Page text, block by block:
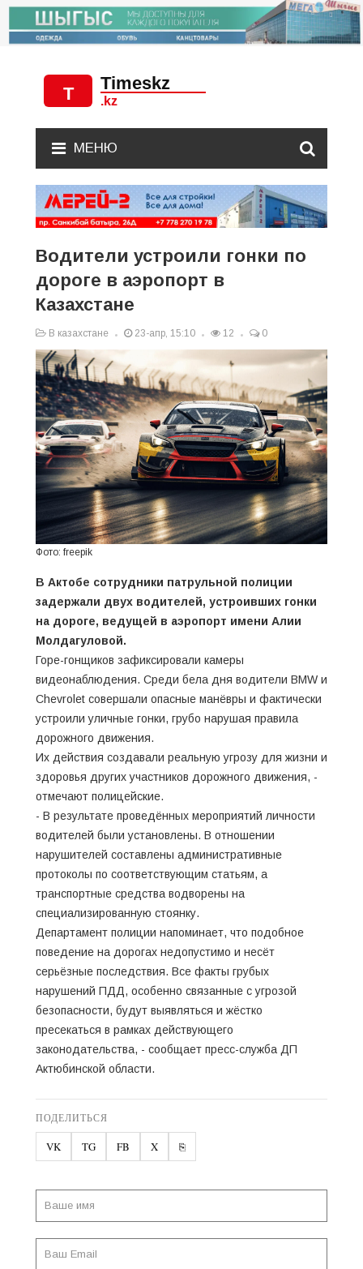
МЕНЮ
Водители устроили гонки по
дороге в аэропорт в
Казахстане
В казахстане 23-апр, 15:10 12 0
Фото: freepik
В Актобе сотрудники патрульной полиции
задержали двух водителей, устроивших гонки
на дороге, ведущей в аэропорт имени Алии
Молдагуловой.
Горе-гонщиков зафиксировали камеры
видеонаблюдения. Среди бела дня водители BMW и
Chevrolet совершали опасные манёвры и фактически
устроили уличные гонки, грубо нарушая правила
дорожного движения.
Их действия создавали реальную угрозу для жизни и
здоровья других участников дорожного движения, -
отмечают полицейские.
- В результате проведённых мероприятий личности
водителей были установлены. В отношении
нарушителей составлены административные
протоколы по соответствующим статьям, а
транспортные средства водворены на
специализированную стоянку.
Департамент полиции напоминает, что подобное
поведение на дорогах недопустимо и несёт
серьёзные последствия. Все факты грубых
нарушений ПДД, особенно связанные с угрозой
безопасности, будут выявляться и жёстко
пресекаться в рамках действующего
законодательства, - сообщает пресс-служба ДП
Актюбинской области.
ПОДЕЛИТЬСЯ
VK TG FB X ⎘